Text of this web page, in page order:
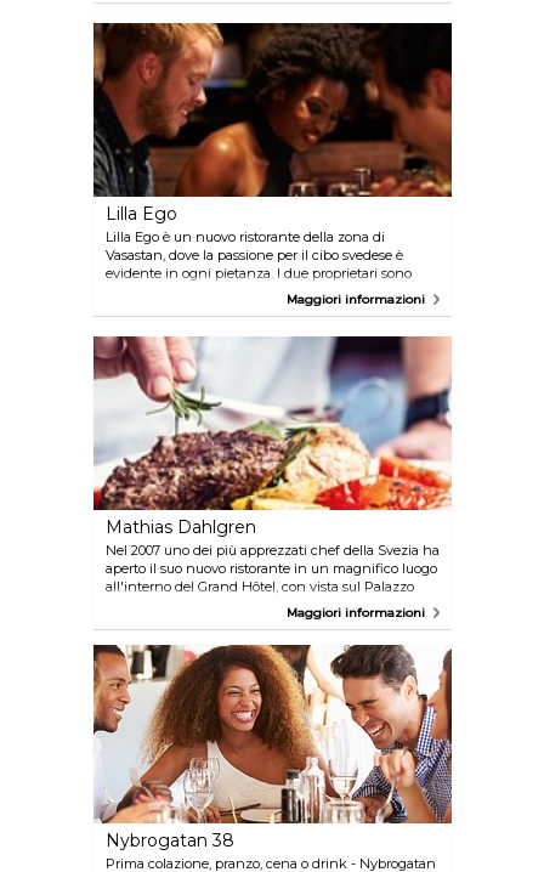
L'atmosfera è calda, accogliente e rustica grazie
all'uso di materiali naturali anche per la struttura.
Ekstedt ha ottenuto la sua prima stella Michelin nel
2013.
Lilla Ego
Lilla Ego è un nuovo ristorante della zona di
Vasastan, dove la passione per il cibo svedese è
evidente in ogni pietanza. I due proprietari sono
chef premiati che servono alta cucina, a un prezzo
conveniente e in un ambiente intimo e informale.
Maggiori informazioni
Mathias Dahlgren
Nel 2007 uno dei più apprezzati chef della Svezia ha
aperto il suo nuovo ristorante in un magnifico luogo
all'interno del Grand Hôtel, con vista sul Palazzo
reale. La cucina di Dahlgren porta gli ingredienti e
la cultura culinaria svedesi a nuove eccellenze.
Magnifico, sia per quanto riguarda i piatti che la sala
pranzo in sé, oltre naturalmente ai sapori eccelsi.
Maggiori informazioni
Nybrogatan 38
Prima colazione, pranzo, cena o drink - Nybrogatan